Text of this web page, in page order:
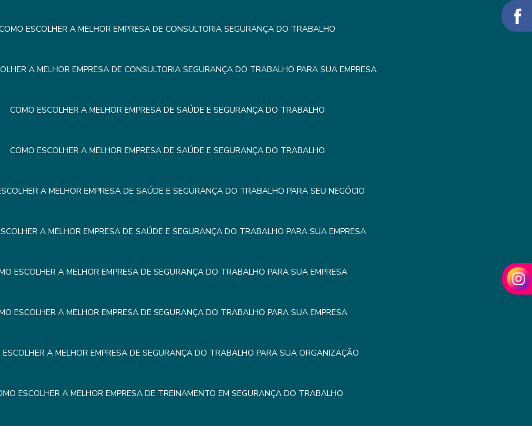
ESCOLHER A MELHOR EMPRESA DE CONSULTORIA SEGURANÇA DO TRABALHO
A MELHOR EMPRESA DE CONSULTORIA SEGURANÇA DO TRABALHO PARA SUA EMPRESA
COMO ESCOLHER A MELHOR EMPRESA DE SAÚDE E SEGURANÇA DO TRABALHO
COMO ESCOLHER A MELHOR EMPRESA DE SAÚDE E SEGURANÇA DO TRABALHO
A MELHOR EMPRESA DE SAÚDE E SEGURANÇA DO TRABALHO PARA SEU NEGÓCIO
A MELHOR EMPRESA DE SAÚDE E SEGURANÇA DO TRABALHO PARA SUA EMPRESA
ESCOLHER A MELHOR EMPRESA DE SEGURANÇA DO TRABALHO PARA SUA EMPRESA
ESCOLHER A MELHOR EMPRESA DE SEGURANÇA DO TRABALHO PARA SUA EMPRESA
ESCOLHER A MELHOR EMPRESA DE SEGURANÇA DO TRABALHO PARA SUA ORGANIZAÇÃO
ESCOLHER A MELHOR EMPRESA DE TREINAMENTO EM SEGURANÇA DO TRABALHO